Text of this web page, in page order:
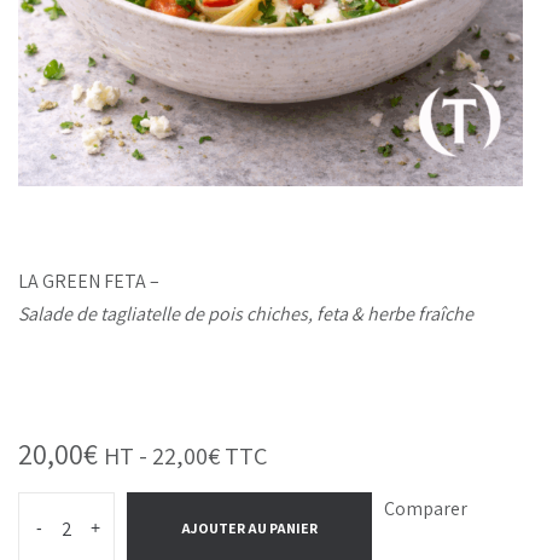
LA GREEN FETA –
Salade de tagliatelle de pois chiches, feta & herbe fraîche
20,00€ HT - 22,00€TTC
- + AJOUTER AU PANIER
Comparer